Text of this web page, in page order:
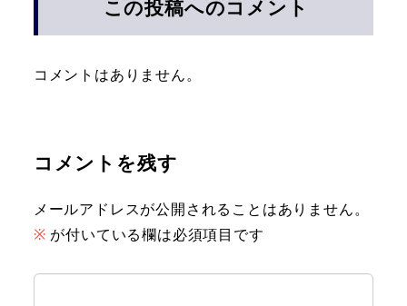
この投稿へのコメント
コメントはありません。
コメントを残す
メールアドレスが公開されることはありません。
※ が付いている欄は必須項目です